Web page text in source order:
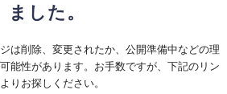
ました。
は削除、変更されたか、公開準備中などの理
能性があります。お手数ですが、下記のリン
りお探しください。